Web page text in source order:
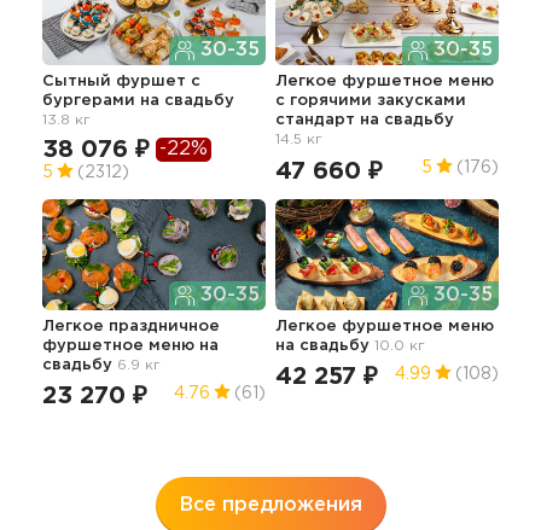
30-35
Сытный фуршет с
бургерами на свадьбу
13.8 кг
38 076 ₽ -22%
5 (2312)
30-35
Легкое фуршетное меню
c горячими закусками
стандарт на свадьбу
14.5 кг
47 660 ₽ 5 (176)
30-35
Легкое праздничное
фуршетное меню на
свадьбу 6.9 кг
23 270 ₽ 4.76 (61)
30-35
Легкое фуршетное меню
на свадьбу 10.0 кг
42 257 ₽ 4.99 (108)
Все предложения